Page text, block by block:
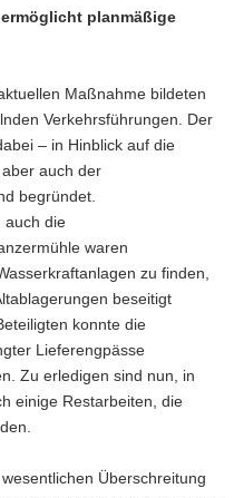
planmäßige
Maßnahme bildeten
Verkehrsführungen. Der
– in Hinblick auf die
auch der
begründet.
auch die
waren
zu finden,
beseitigt
konnte die
Lieferengpässe
Zu erledigen sind nun, in
einige Restarbeiten, die
Überschreitung